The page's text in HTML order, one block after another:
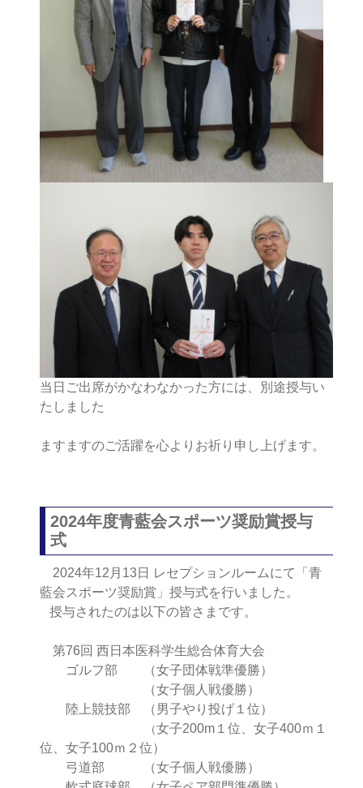
当日ご出席がかなわなかった方には、別途授与い
たしました
ますますのご活躍を心よりお祈り申し上げます。
2024年度青藍会スポーツ奨励賞授与
式
2024年12月13日 レセプションルームにて「青
藍会スポーツ奨励賞」授与式を行いました。
授与されたのは以下の皆さまです。
第76回 西日本医科学生総合体育大会
ゴルフ部 （女子団体戦準優勝）
（女子個人戦優勝）
陸上競技部 （男子やり投げ１位）
（女子200m１位、女子400ｍ１
位、女子100ｍ２位）
弓道部 （女子個人戦優勝）